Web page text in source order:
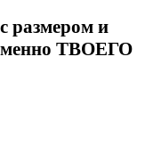
и
ТВОЕГО